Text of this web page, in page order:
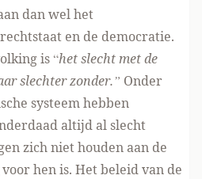
dan wel het
en de democratie.
is “het slecht met de
slechter zonder.” Onder
systeem hebben
altijd al slecht
zich niet houden aan de
hen is. Het beleid van de